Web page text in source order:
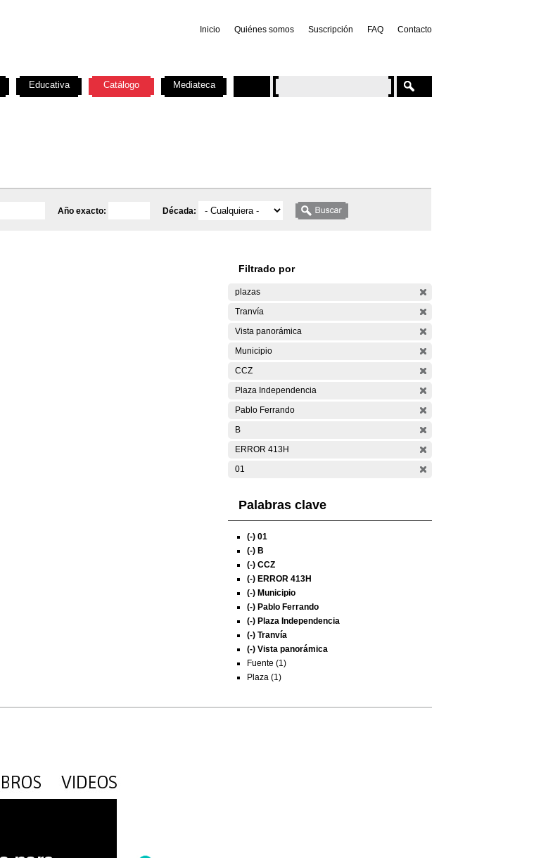
Inicio Quiénes somos Suscripción FAQ Contacto
Año exacto: Década:
Filtrado por
plazas
Tranvía
Vista panorámica
Municipio
CCZ
Plaza Independencia
Pablo Ferrando
B
ERROR 413H
01
Palabras clave
(-) 01
(-) B
(-) CCZ
(-) ERROR 413H
(-) Municipio
(-) Pablo Ferrando
(-) Plaza Independencia
(-) Tranvía
(-) Vista panorámica
Fuente (1)
Plaza (1)
Educativa Catálogo Mediateca